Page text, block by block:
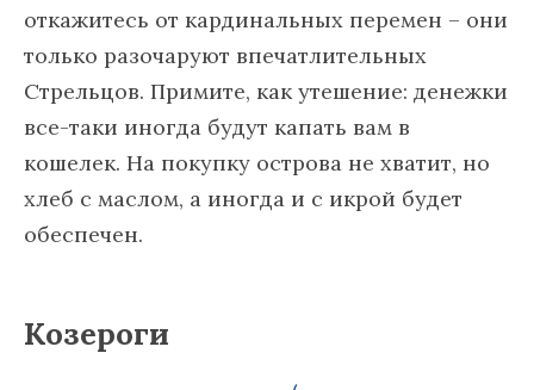
откажитесь от кардинальных перемен – они
только разочаруют впечатлительных
Стрельцов. Примите, как утешение: денежки
все-таки иногда будут капать вам в
кошелек. На покупку острова не хватит, но
хлеб с маслом, а иногда и с икрой будет
обеспечен.
Козероги